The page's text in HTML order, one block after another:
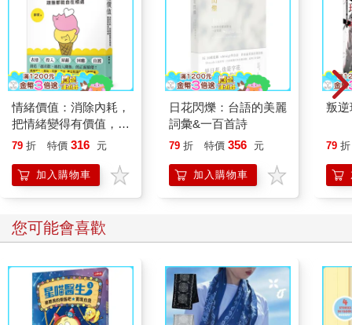
情緒價值：消除內耗，
把情緒變得有價值，跟
誰都能自在相處
79 折 特價 316 元
加入購物車
日花閃爍：台語的美麗
詞彙&一百首詩
79 折 特價 356 元
加入購物車
叛逆
79 折
您可能會喜歡